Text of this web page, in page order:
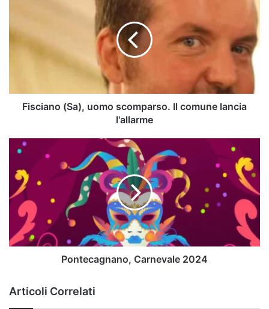
scomparso.
Fisciano (Sa), uomo scomparso. Il comune lancia
l'allarme
Pontecagnano,
Carnevale
2024
Pontecagnano, Carnevale 2024
Articoli Correlati